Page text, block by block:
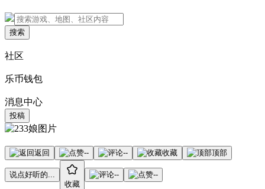
搜索
社区
乐币钱包
消息中心
投稿
返回 -- -- 收藏 顶部
说点好听的...
收藏
-- --